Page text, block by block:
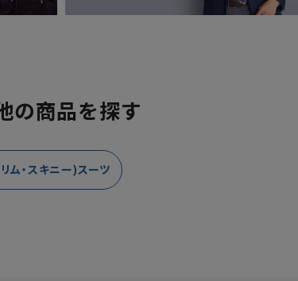
の商品を探す
ム・スキニー)スーツ